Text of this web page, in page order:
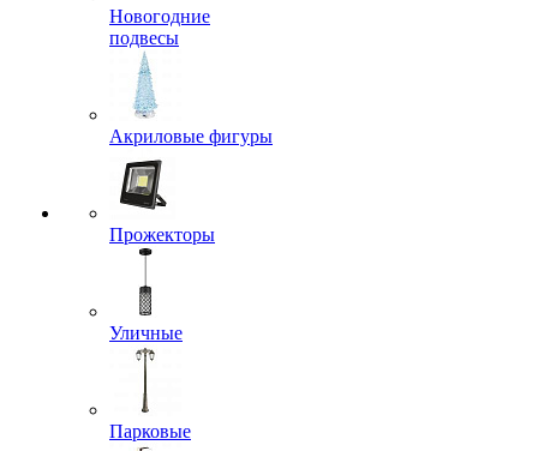
Новогодние
подвесы
Акриловые фигуры
Прожекторы
Уличные
Парковые